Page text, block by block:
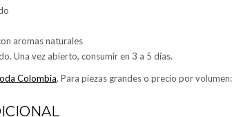
aromas naturales
Una vez abierto, consumir en 3 a 5 días.
Colombia. Para piezas grandes o precio por volumen: